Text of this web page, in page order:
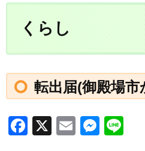
くらし
転出届(御殿場市
F
X
E
M